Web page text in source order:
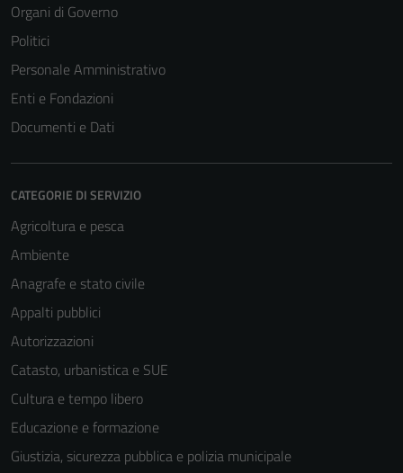
Organi di Governo
Politici
Personale Amministrativo
Enti e Fondazioni
Documenti e Dati
CATEGORIE DI SERVIZIO
Agricoltura e pesca
Ambiente
Anagrafe e stato civile
Appalti pubblici
Autorizzazioni
Catasto, urbanistica e SUE
Cultura e tempo libero
Educazione e formazione
Giustizia, sicurezza pubblica e polizia municipale